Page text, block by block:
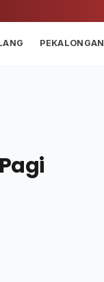
PEKALONGAN